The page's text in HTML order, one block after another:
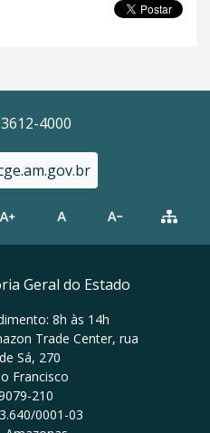
4000
Geral do Estado
8h às 14h
Trade Center, rua
Sá, 270
Francisco
210
0001-03